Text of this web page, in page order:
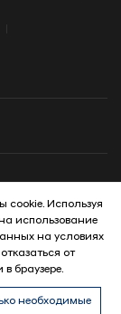
cookie. Используя
использование
на условиях
от
браузере.
необходимые